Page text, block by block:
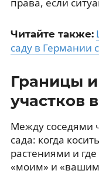
Читайте также:
саду в Германии
Границы
участков
Между соседями
сада: когда
растениями и
«моим» и